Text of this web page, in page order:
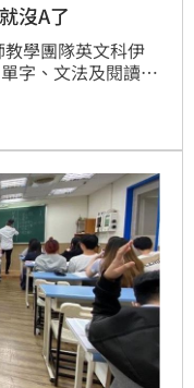
沒A了
學團隊英文科伊
字、文法及閱讀題
高分門檻恐明顯提